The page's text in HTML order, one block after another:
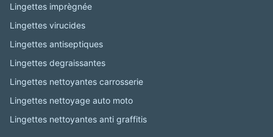
Lingettes imprègnée
Lingettes virucides
Lingettes antiseptiques
Lingettes degraissantes
Lingettes nettoyantes carrosserie
Lingettes nettoyage auto moto
Lingettes nettoyantes anti graffitis